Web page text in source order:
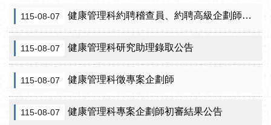
115-08-07 健康管理科約聘稽查員、約聘高級企劃師之初審合格名單暨甄試公告
115-08-07 健康管理科研究助理錄取公告
115-08-07 健康管理科徵專案企劃師
115-08-07 健康管理科專案企劃師初審結果公告